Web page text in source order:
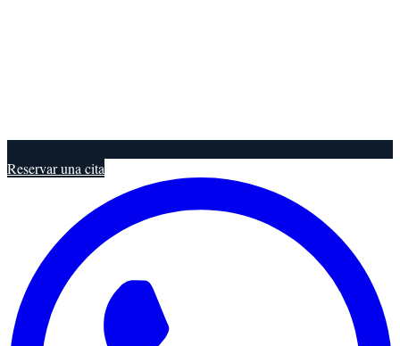
Reservar una cita